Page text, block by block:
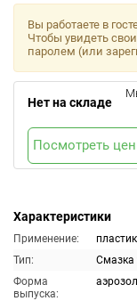
Характеристики
Применение:
пластик
Тип:
Смазка
Форма
выпуска:
Вы работаете в
Чтобы увидеть
паролем (или
Нет на складе
Посмотреть